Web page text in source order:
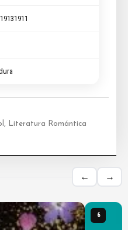
, Literatura Romántica
← →
6